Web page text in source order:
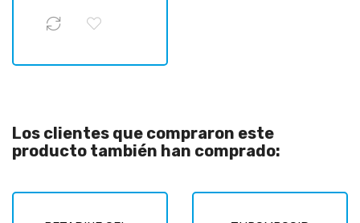
Los clientes que compraron este
producto también han comprado: